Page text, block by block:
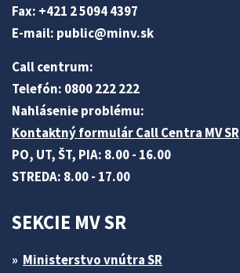
Fax: +421 2 5094 4397
E-mail: public@minv.sk
Call centrum:
Telefón: 0800 222 222
Nahlásenie problému:
Kontaktný formulár Call Centra MV SR
PO, UT, ŠT, PIA: 8.00 - 16.00
STREDA: 8.00 - 17.00
SEKCIE MV SR
Ministerstvo vnútra SR